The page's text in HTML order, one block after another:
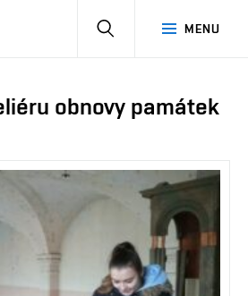
MENU
obnovy památek